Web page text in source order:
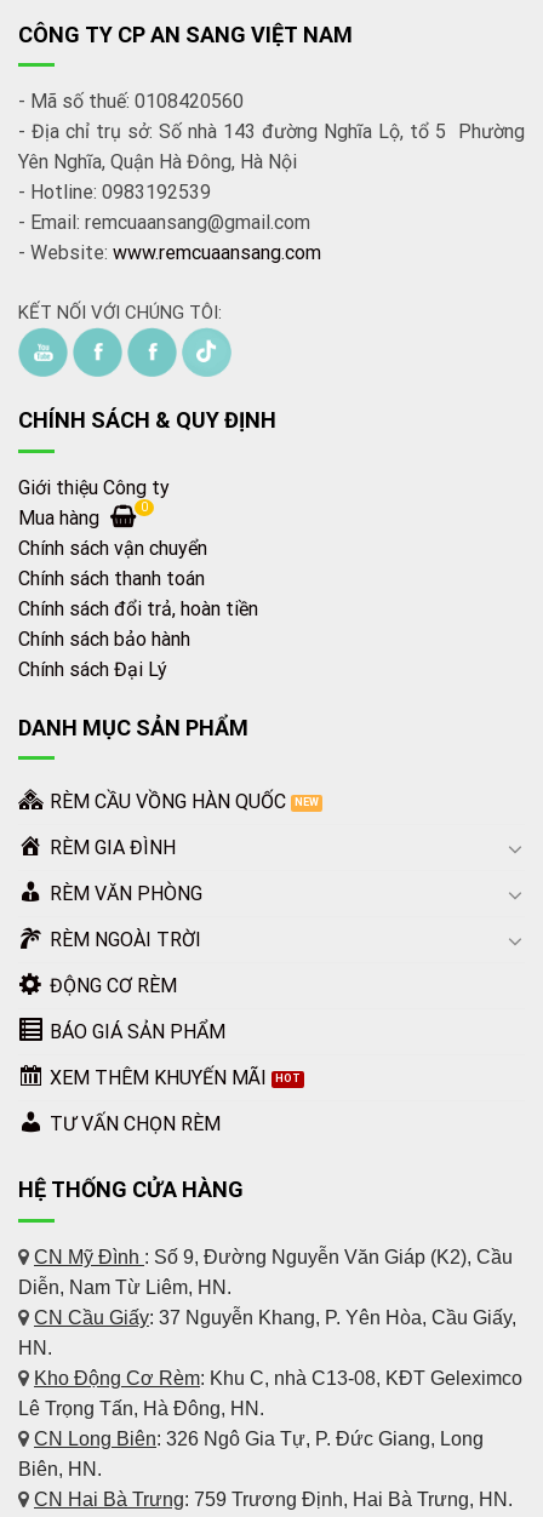
CÔNG TY CP AN SANG VIỆT NAM
- Mã số thuế: 0108420560
- Địa chỉ trụ sở: Số nhà 143 đường Nghĩa Lộ, tổ 5 Phường
Yên Nghĩa, Quận Hà Đông, Hà Nội
- Hotline: 0983192539
- Email: remcuaansang@gmail.com
- Website: www.remcuaansang.com
KẾT NỐI VỚI CHÚNG TÔI:
CHÍNH SÁCH & QUY ĐỊNH
Giới thiệu Công ty
Mua hàng
0
Chính sách vận chuyển
Chính sách thanh toán
Chính sách đổi trả, hoàn tiền
Chính sách bảo hành
Chính sách Đại Lý
DANH MỤC SẢN PHẨM
RÈM CẦU VỒNG HÀN QUỐC
RÈM GIA ĐÌNH
RÈM VĂN PHÒNG
RÈM NGOÀI TRỜI
ĐỘNG CƠ RÈM
BÁO GIÁ SẢN PHẨM
XEM THÊM KHUYẾN MÃI
TƯ VẤN CHỌN RÈM
HỆ THỐNG CỬA HÀNG
CN Mỹ Đình : Số 9, Đường Nguyễn Văn Giáp (K2), Cầu
Diễn, Nam Từ Liêm, HN.
CN Cầu Giấy: 37 Nguyễn Khang, P. Yên Hòa, Cầu Giấy,
HN.
Kho Động Cơ Rèm: Khu C, nhà C13-08, KĐT Geleximco
Lê Trọng Tấn, Hà Đông, HN.
CN Long Biên: 326 Ngô Gia Tự, P. Đức Giang, Long
Biên, HN.
CN Hai Bà Trưng: 759 Trương Định, Hai Bà Trưng, HN.